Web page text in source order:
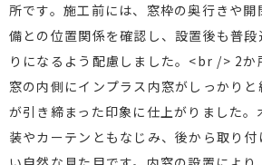
所です。施工前には、窓枠の奥行きや
備との位置関係を確認し、設置後も普
りになるよう配慮しました。<br /> 2か
窓の内側にインプラス内窓がしっかり
が引き締まった印象に仕上がりました
装やカーテンともなじみ、後から取り付